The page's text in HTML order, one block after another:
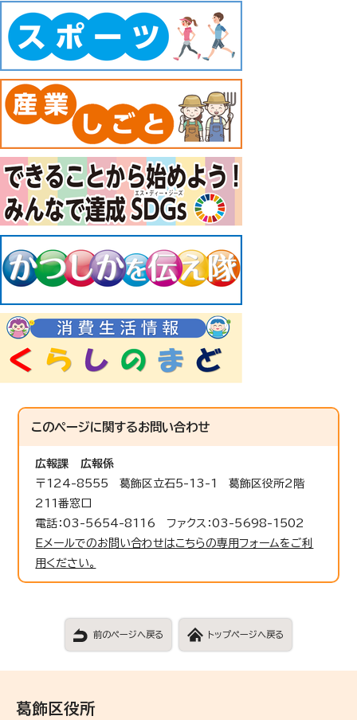
このページに関するお問い合わせ
広報課
広報係
〒124-8555 葛飾区立石5-13-1 葛飾区役所2階
211番窓口
電話：03-5654-8116 ファクス：03-5698-1502
Eメールでのお問い合わせはこちらの専用フォームをご利
用ください。
前のページへ戻る トップページへ戻る
葛飾区役所